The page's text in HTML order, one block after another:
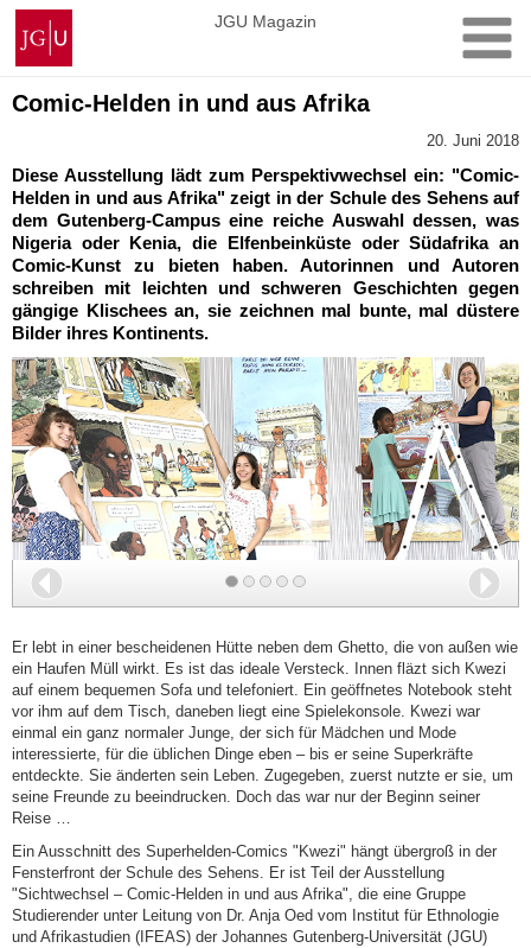
Zum
Inhalt
springen
Johannes
Gutenberg-
Universität
Mainz
JGU Magazin
Comic-Helden in und aus Afrika
20. Juni 2018
Diese Ausstellung lädt zum Perspektivwechsel ein: "Comic-
Helden in und aus Afrika" zeigt in der Schule des Sehens auf
dem Gutenberg-Campus eine reiche Auswahl dessen, was
Nigeria oder Kenia, die Elfenbeinküste oder Südafrika an
Comic-Kunst zu bieten haben. Autorinnen und Autoren
schreiben mit leichten und schweren Geschichten gegen
gängige Klischees an, sie zeichnen mal bunte, mal düstere
Bilder ihres Kontinents.
Zurück
Er lebt in einer bescheidenen Hütte neben dem Ghetto, die von außen wie
ein Haufen Müll wirkt. Es ist das ideale Versteck. Innen fläzt sich Kwezi
auf einem bequemen Sofa und telefoniert. Ein geöffnetes Notebook steht
vor ihm auf dem Tisch, daneben liegt eine Spielekonsole. Kwezi war
einmal ein ganz normaler Junge, der sich für Mädchen und Mode
interessierte, für die üblichen Dinge eben – bis er seine Superkräfte
entdeckte. Sie änderten sein Leben. Zugegeben, zuerst nutzte er sie, um
seine Freunde zu beeindrucken. Doch das war nur der Beginn seiner
Reise …
Ein Ausschnitt des Superhelden-Comics "Kwezi" hängt übergroß in der
Fensterfront der Schule des Sehens. Er ist Teil der Ausstellung
"Sichtwechsel – Comic-Helden in und aus Afrika", die eine Gruppe
Studierender unter Leitung von Dr. Anja Oed vom Institut für Ethnologie
und Afrikastudien (IFEAS) der Johannes Gutenberg-Universität (JGU)